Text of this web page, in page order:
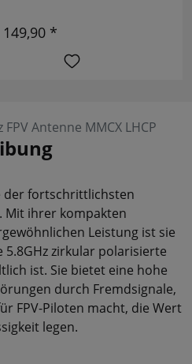
*
Antenne MMCX LHCP
der fortschrittlichsten
Mit ihrer kompakten
Leistung ist sie
zirkular polarisierte
ist. Sie bietet eine hohe
durch Fremdsignale,
FPV-Piloten macht, die Wert
legen.